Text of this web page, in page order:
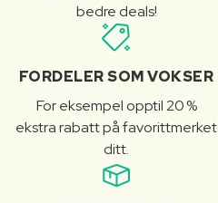
bedre deals!
FORDELER SOM VOKSER
For eksempel opptil 20 %
ekstra rabatt på favorittmerket
ditt.